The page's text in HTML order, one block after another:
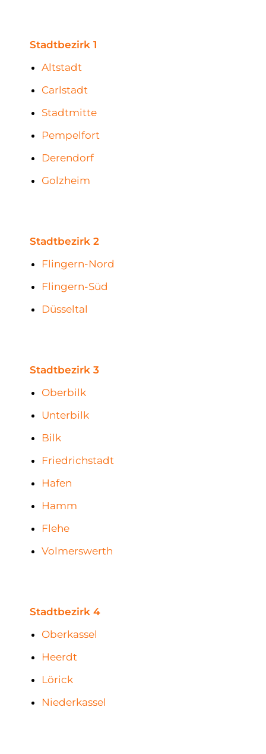
Stadtbezirk 1
Altstadt
Carlstadt
Stadtmitte
Pempelfort
Derendorf
Golzheim
Stadtbezirk 2
Flingern-Nord
Flingern-Süd
Düsseltal
Stadtbezirk 3
Oberbilk
Unterbilk
Bilk
Friedrichstadt
Hafen
Hamm
Flehe
Volmerswerth
Stadtbezirk 4
Oberkassel
Heerdt
Lörick
Niederkassel